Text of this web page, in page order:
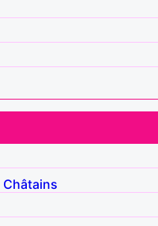
Châtains